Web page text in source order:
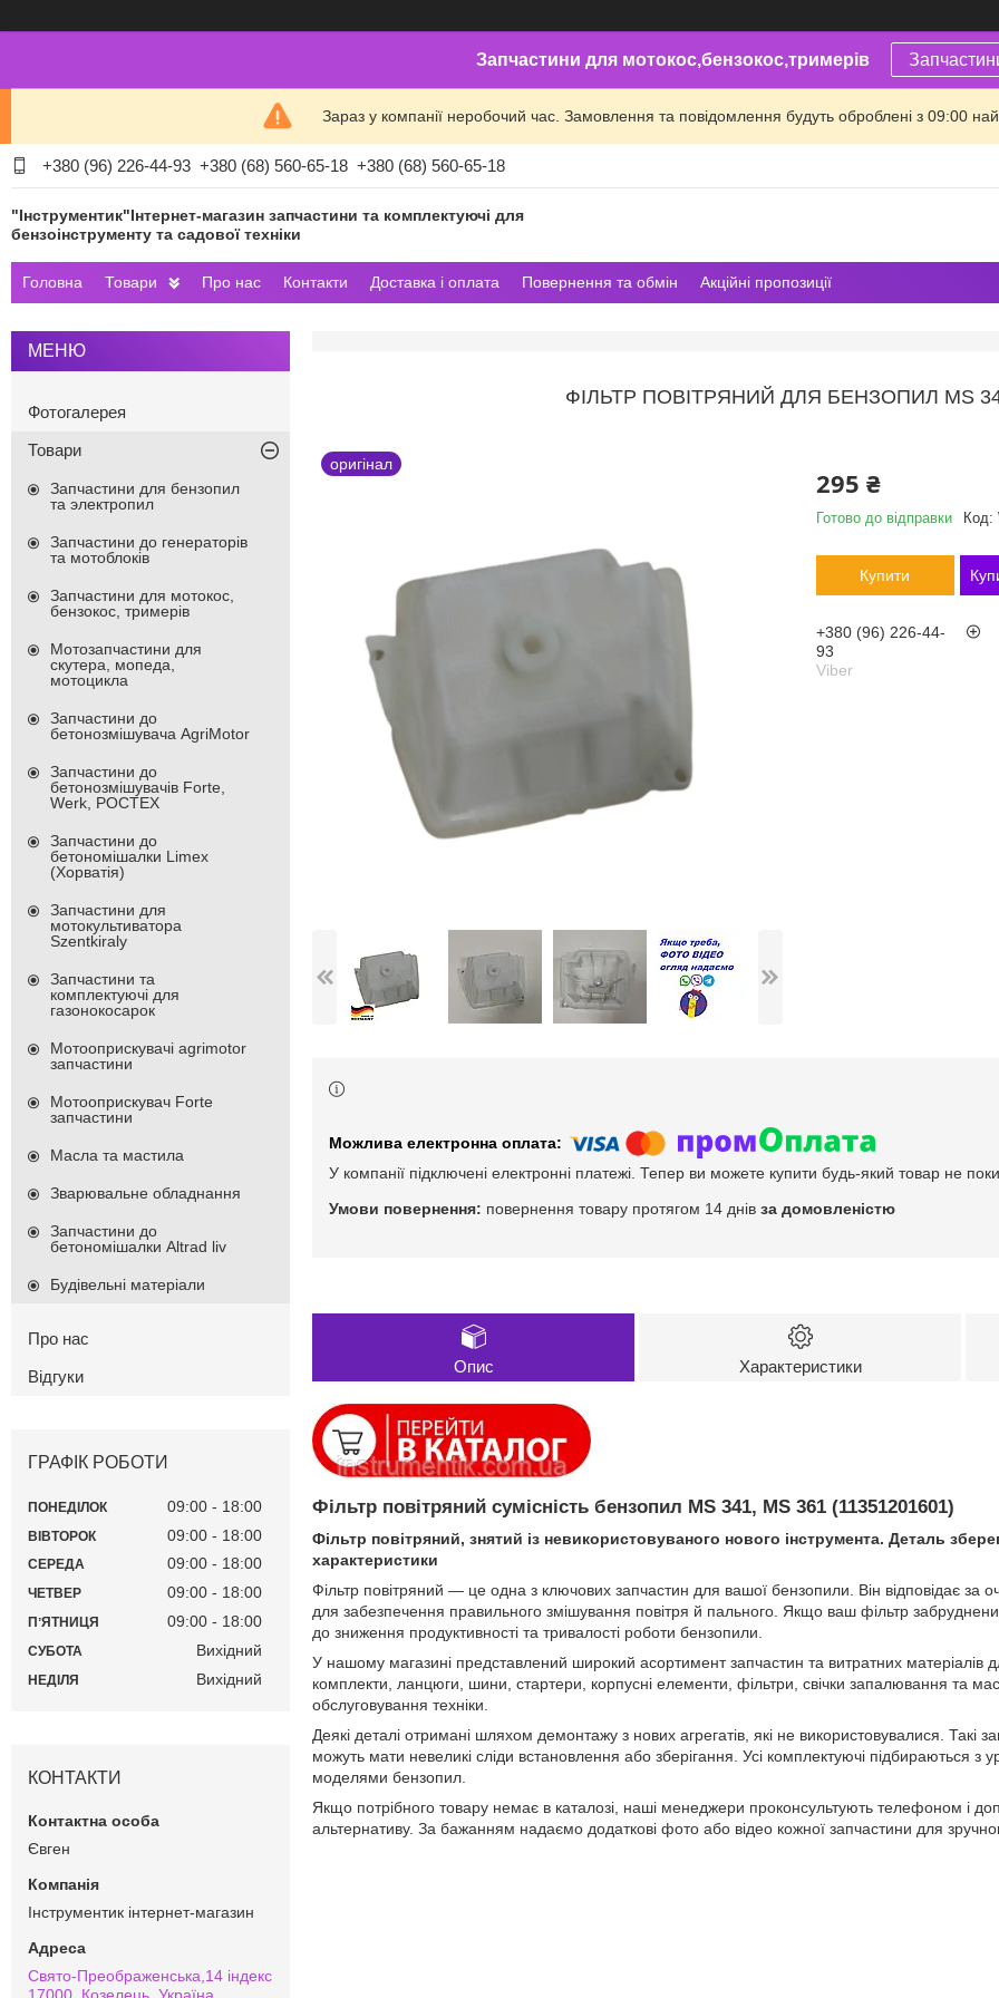
Запчастини для мотокос,бензокос,тримерів
Зараз у компанії неробочий час. Замовлення та повідомлення будуть оброблені з 09:00
+380 (96) 226-44-93 +380 (68) 560-65-18 +380 (68) 560-65-18
"Інструментик"Інтернет-магазин запчастини та комплектуючі для
бензоінструменту та садової техніки
Головна Товари Про нас Контакти Доставка і оплата Повернення та обмін Акційні пропозиції
ФІЛЬТР ПОВІТРЯНИЙ ДЛЯ БЕНЗОПИЛ MS
оригінал
295 ₴
Готово до відправки Код:
Купити
+380 (96) 226-44-
93
Viber
У компанії підключені електронні платежі. Тепер ви можете купити будь-який товар не
повернення товару протягом 14 днів за домовленістю
Опис Характеристики
Фільтр повітряний сумісність бензопил MS 341, MS 361 (11351201601)
Фільтр повітряний, знятий із невикористовуваного нового інструмента. Деталь
характеристики
Фільтр повітряний — це одна з ключових запчастин для вашої бензопили. Він відповідає за
для забезпечення правильного змішування повітря й пального. Якщо ваш фільтр
до зниження продуктивності та тривалості роботи бензопили.
У нашому магазині представлений широкий асортимент запчастин та витратних
комплекти, ланцюги, шини, стартери, корпусні елементи, фільтри, свічки запалювання та
обслуговування техніки.
Деякі деталі отримані шляхом демонтажу з нових агрегатів, які не використовувалися. Такі
можуть мати невеликі сліди встановлення або зберігання. Усі комплектуючі підбираються з
моделями бензопил.
Якщо потрібного товару немає в каталозі, наші менеджери проконсультують телефоном і
альтернативу. За бажанням надаємо додаткові фото або відео кожної запчастини для
Фотогалерея
Товари
Запчастини для бензопил
та электропил
Запчастини до генераторів
та мотоблоків
Запчастини для мотокос,
бензокос, тримерів
Мотозапчастини для
скутера, мопеда,
мотоцикла
Запчастини до
бетонозмішувача AgriMotor
Запчастини до
бетонозмішувачів Forte,
Werk, РОСТЕХ
Запчастини до
бетономішалки Limex
(Хорватія)
Запчастини для
мотокультиватора
Szentkiraly
Запчастини та
комплектуючі для
газонокосарок
Мотооприскувачі agrimotor
запчастини
Мотооприскувач Forte
запчастини
Масла та мастила
Зварювальне обладнання
Запчастини до
бетономішалки Altrad liv
Будівельні матеріали
Про нас
Відгуки
ГРАФІК РОБОТИ
ПОНЕДІЛОК 09:00 18:00
ВІВТОРОК 09:00 18:00
СЕРЕДА 09:00 18:00
ЧЕТВЕР 09:00 18:00
ПʼЯТНИЦЯ 09:00 18:00
СУБОТА Вихідний
НЕДІЛЯ Вихідний
КОНТАКТИ
Євген
Інструментик інтернет-магазин
Свято-Преображенська,14 індекс
17000, Козелець, Україна